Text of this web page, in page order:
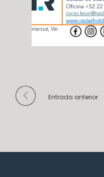
Entrada anterior